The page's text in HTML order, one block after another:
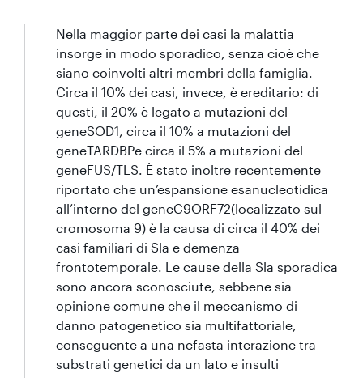
Nella maggior parte dei casi la malattia
insorge in modo sporadico, senza cioè che
siano coinvolti altri membri della famiglia.
Circa il 10% dei casi, invece, è ereditario: di
questi, il 20% è legato a mutazioni del
geneSOD1, circa il 10% a mutazioni del
geneTARDBPe circa il 5% a mutazioni del
geneFUS/TLS. È stato inoltre recentemente
riportato che un’espansione esanucleotidica
all’interno del geneC9ORF72(localizzato sul
cromosoma 9) è la causa di circa il 40% dei
casi familiari di Sla e demenza
frontotemporale. Le cause della Sla sporadica
sono ancora sconosciute, sebbene sia
opinione comune che il meccanismo di
danno patogenetico sia multifattoriale,
conseguente a una nefasta interazione tra
substrati genetici da un lato e insulti